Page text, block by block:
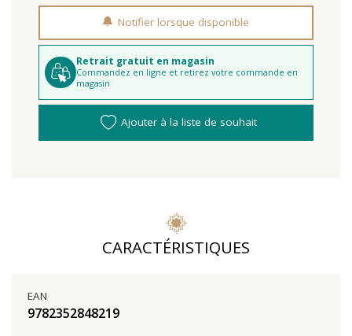
Notifier lorsque disponible
Retrait gratuit en magasin
Commandez en ligne et retirez votre commande en
magasin
Ajouter à la liste de souhait
CARACTÉRISTIQUES
EAN
9782352848219